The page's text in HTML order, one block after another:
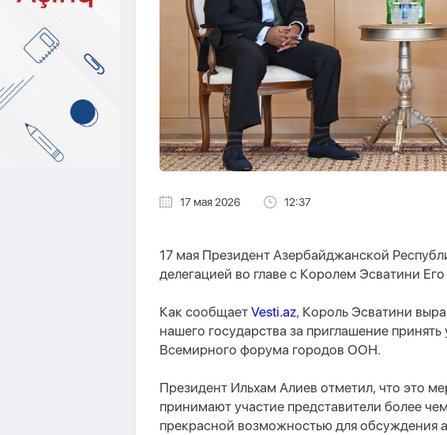
17 мая 2026 12:37
17 мая Президент Азербайджанской
делегацией во главе с Королем Эсватини
Как сообщает Vesti.az, Король Эсватини
нашего государства за приглашение принять
Всемирного форума городов ООН.
Президент Ильхам Алиев отметил, что это
принимают участие представители более
прекрасной возможностью для обсуждения